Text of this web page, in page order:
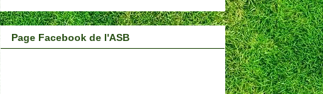
Page Facebook de l'ASB